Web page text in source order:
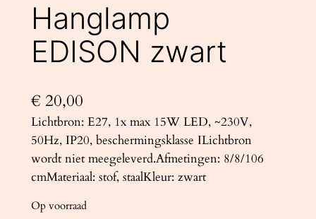
Hanglamp
EDISON zwart
€ 20,00
Lichtbron: E27, 1x max 15W LED, ~230V,
50Hz, IP20, beschermingsklasse ILichtbron
wordt niet meegeleverd.Afmetingen: 8/8/106
cmMateriaal: stof, staalKleur: zwart
Op voorraad